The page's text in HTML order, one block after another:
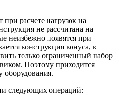
при расчете нагрузок на
не рассчитана на
неизбежно появятся при
конструкция конуса, в
только ограниченный набор
Поэтому приходится
оборудования.
следующих операций: